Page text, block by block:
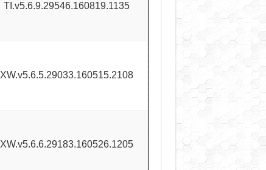
TI.v5.6.9.29546.160819.1135
XW.v5.6.5.29033.160515.2108
XW.v5.6.6.29183.160526.1205